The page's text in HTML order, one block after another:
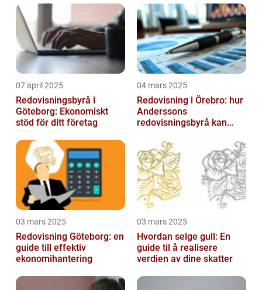
07 april 2025
Redovisningsbyrå i
Göteborg: Ekonomiskt
stöd för ditt företag
04 mars 2025
Redovisning i Örebro: hur
Anderssons
redovisningsbyrå kan
03 mars 2025
Redovisning Göteborg: en
guide till effektiv
ekonomihantering
03 mars 2025
Hvordan selge gull: En
guide til å realisere
verdien av dine skatter